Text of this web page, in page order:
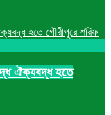
ঐক্যবদ্ধ হতে